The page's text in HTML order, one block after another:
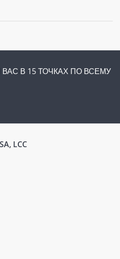
В 15 ТОЧКАХ ПО ВСЕМУ
LCC